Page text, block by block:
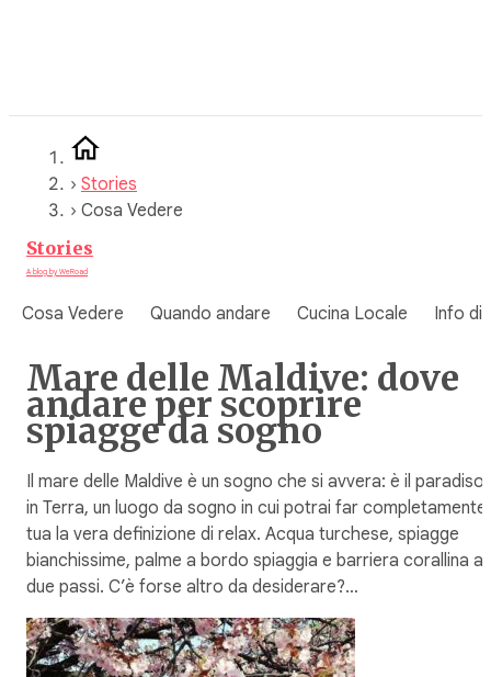
› Stories
› Cosa Vedere
Stories
A blog by WeRoad
Cosa Vedere Quando andare Cucina Locale Info di
Mare delle Maldive: dove
andare per scoprire
spiagge da sogno
Il mare delle Maldive è un sogno che si avvera: è il paradiso
in Terra, un luogo da sogno in cui potrai far completamente
tua la vera definizione di relax. Acqua turchese, spiagge
bianchissime, palme a bordo spiaggia e barriera corallina a
due passi. C’è forse altro da desiderare?…